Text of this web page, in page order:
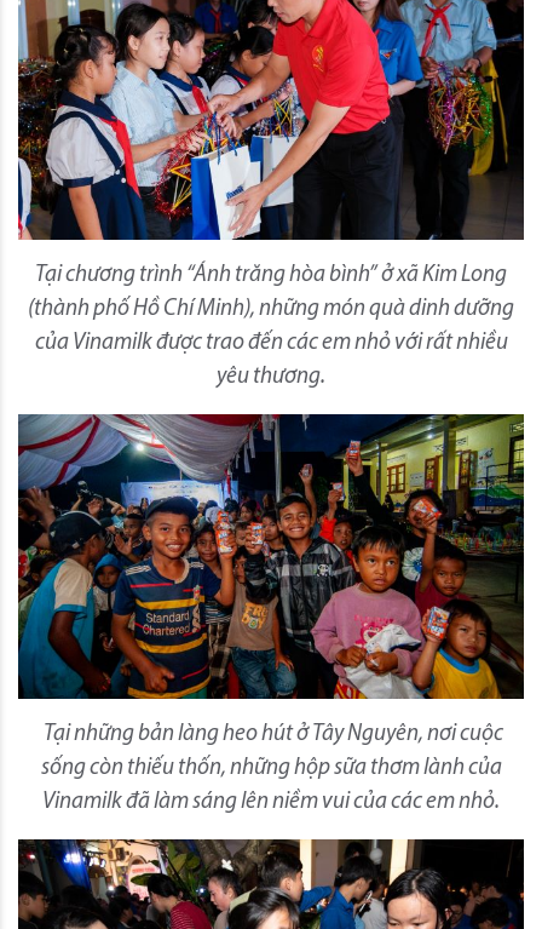
Tại chương trình “Ánh trăng hòa bình” ở xã Kim Long
(thành phố Hồ Chí Minh), những món quà dinh dưỡng
của Vinamilk được trao đến các em nhỏ với rất nhiều
yêu thương.
Tại những bản làng heo hút ở Tây Nguyên, nơi cuộc
sống còn thiếu thốn, những hộp sữa thơm lành của
Vinamilk đã làm sáng lên niềm vui của các em nhỏ.